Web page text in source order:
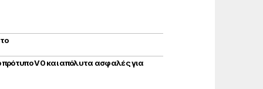
πρότυπο V0 και απόλυτα ασφαλές για